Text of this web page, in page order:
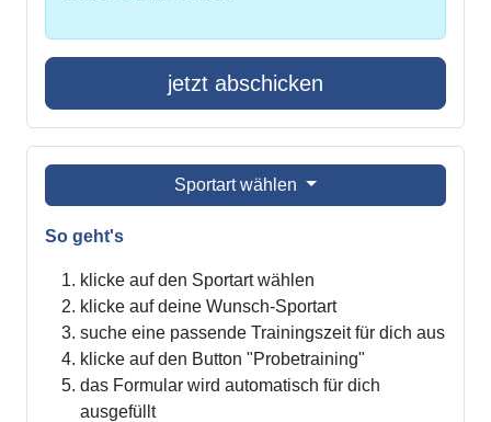
jetzt abschicken
Sportart wählen
So geht's
klicke auf den Sportart wählen
klicke auf deine Wunsch-Sportart
suche eine passende Trainingszeit für dich aus
klicke auf den Button "Probetraining"
das Formular wird automatisch für dich
ausgefüllt